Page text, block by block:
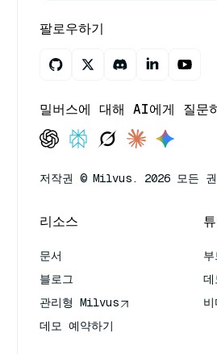
팔로우하기
밀버스에 대해 AI에게 질문
저작권 © Milvus. 2026 모든
리소스
문서
블로그
관리형 Milvus
데모 예약하기
데